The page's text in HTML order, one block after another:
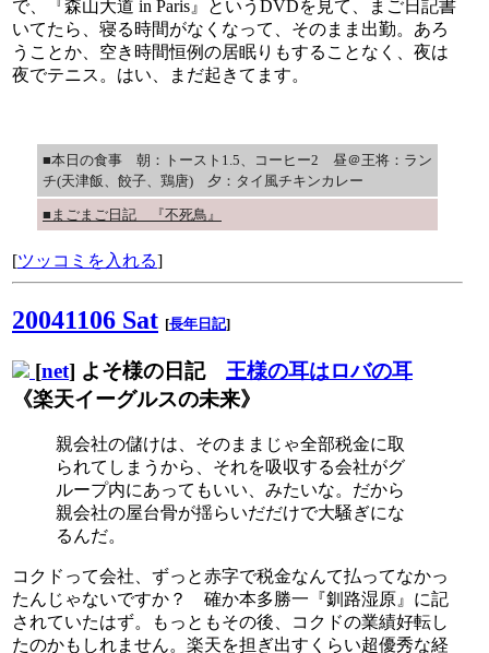
で、『森山大道 in Paris』というDVDを見て、まご日記書
いてたら、寝る時間がなくなって、そのまま出勤。あろ
うことか、空き時間恒例の居眠りもすることなく、夜は
夜でテニス。はい、まだ起きてます。
■本日の食事 朝：トースト1.5、コーヒー2 昼＠王将：ラン
チ(天津飯、餃子、鶏唐) 夕：タイ風チキンカレー
■まごまご日記 『不死鳥』
[ツッコミを入れる]
20041106 Sat [長年日記]
[net] よそ様の日記 王様の耳はロバの耳
《楽天イーグルスの未来》
親会社の儲けは、そのままじゃ全部税金に取
られてしまうから、それを吸収する会社がグ
ループ内にあってもいい、みたいな。だから
親会社の屋台骨が揺らいだだけで大騒ぎにな
るんだ。
コクドって会社、ずっと赤字で税金なんて払ってなかっ
たんじゃないですか？ 確か本多勝一『釧路湿原』に記
されていたはず。もっともその後、コクドの業績好転し
たのかもしれません。楽天を担ぎ出すくらい超優秀な経